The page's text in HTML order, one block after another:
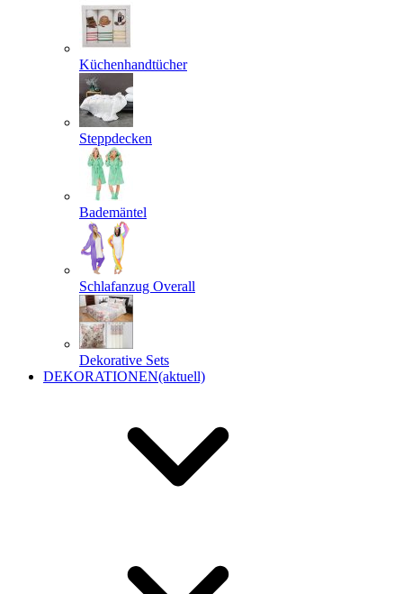
Küchenhandtücher
Steppdecken
Bademäntel
Schlafanzug Overall
Dekorative Sets
DEKORATIONEN(aktuell)